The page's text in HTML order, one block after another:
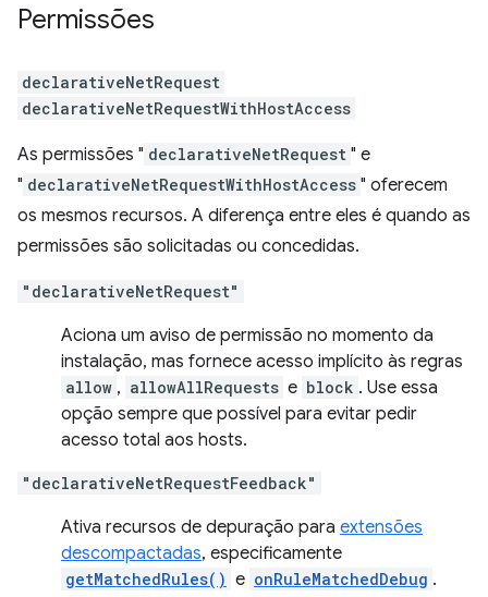
Permissões
declarativeNetRequest
declarativeNetRequestWithHostAccess
As permissões " declarativeNetRequest " e
" declarativeNetRequestWithHostAccess " oferecem
os mesmos recursos. A diferença entre eles é quando as
permissões são solicitadas ou concedidas.
"declarativeNetRequest"
Aciona um aviso de permissão no momento da
instalação, mas fornece acesso implícito às regras
allow , allowAllRequests e block . Use essa
opção sempre que possível para evitar pedir
acesso total aos hosts.
"declarativeNetRequestFeedback"
Ativa recursos de depuração para extensões
descompactadas, especificamente
getMatchedRules() e onRuleMatchedDebug .